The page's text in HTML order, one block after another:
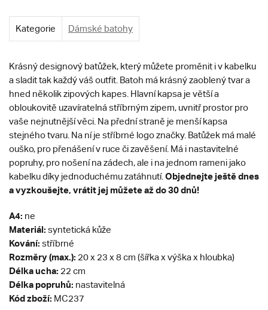
Kategorie Dámské batohy
Krásný designový batůžek, který můžete proměnit i v kabelku
a sladit tak každý váš outfit. Batoh má krásný zaoblený tvar a
hned několik zipových kapes. Hlavní kapsa je větší a
obloukovitě uzavíratelná stříbrným zipem, uvnitř prostor pro
vaše nejnutnější věci. Na přední straně je menší kapsa
stejného tvaru. Na ní je stříbrné logo značky. Batůžek má malé
ouško, pro přenášení v ruce či zavěšení. Má i nastavitelné
popruhy, pro nošení na zádech, ale i na jednom rameni jako
kabelku díky jednoduchému zatáhnutí. Objednejte ještě dnes
a vyzkoušejte, vrátit jej můžete až do 30 dnů!
A4: ne
Materiál: syntetická kůže
Kování: stříbrné
Rozměry (max.): 20 x 23 x 8 cm (šířka x výška x hloubka)
Délka ucha: 22 cm
Délka popruhů: nastavitelná
Kód zboží: MC237